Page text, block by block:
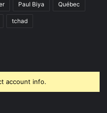
Paul Biya Québec
tchad
account info.